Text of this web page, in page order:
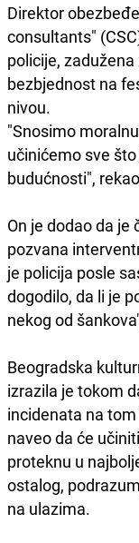
Direktor
consultants"
policije,
bezbjednost na
nivou.
"Snosimo
učinićemo sve
budućnosti",
On je dodao da
pozvana
je policija posle
dogodilo, da li je
nekog od
Beogradska
izrazila je tokom
incidenata na
naveo da će
proteknu u
ostalog,
na ulazima.